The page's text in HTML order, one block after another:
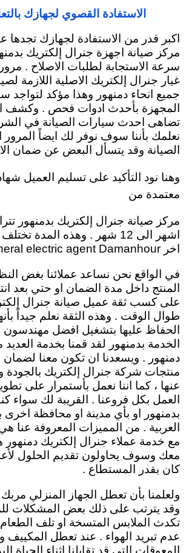
الاستفادة القصوي لجهازك
اكبر قدر من الاستفادة لجهازك تجدها
مركز صيانة اجهزة جنرال إلكتريك
سرعة الاستجابة لطلبات الاصلاح .
غيار جنرال إلكتريك الاصلية اللازمة
جميع انحاء دمنهور وهذا مؤكد لتواجد
المجهزة بأحدث ادوات فحص . وكشف
تضاهى احدث سيارات الصيانة في
نعلمك بأننا سوف نوفر لك ايضاً المرور
الصيانة وقد يتسأل البعض عن ضمان
وهنا نود التأكيد على تسليم العميل
معتمدة من
اشهر الى 12 شهر . وهذه المدة
اخر general electric agent Damanhour
في الواقع نحن نساعد عملائنا بغض
المنتج داخل مدة الضمان او حتي بعد
على كسب ثقة عميل صيانة جنرال
طوال الوقت . وهذه الثقة نعلم جيداً
الحفاظ عليها بتشغيل افضل مهندسون
الخدمة بدمنهور لقد قمنا بخدمة
دمنهور . ويسعدنا ان تكون معنا
منتجات شركة جنرال إلكتريك بالجودة
عنها ، كما اننا نعمل بأستمرار على
العمل بكل فروعنا . القريبة لك سواء
بدمنهور او بأي مدينة او محافظة
العربية . من المميزات المعروفة عنا
مع خدمة عملاء جنرال إلكتريك
معك وسوف يحاولون تقديم الحلول
كان بقدر المستطاع .
ولعلمنا بأن تعطل الجهاز المنزلي
وقد يترتب على ذلك بعض المشكلات
تكدث الملابس المتسخة او تلف الطعام
عدم تبريد الهواء . عند تعطل المكييف
المعوقات التي قد تقابلنا اثناء الحياة